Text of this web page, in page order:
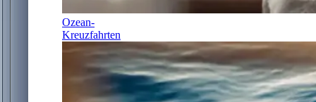
Ozean-
Kreuzfahrten